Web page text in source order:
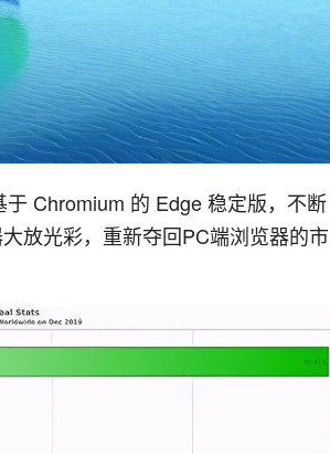
Chromium 的 Edge 稳定版，不断
放光彩，重新夺回PC端浏览器的市